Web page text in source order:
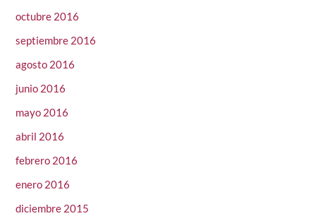
octubre 2016
septiembre 2016
agosto 2016
junio 2016
mayo 2016
abril 2016
febrero 2016
enero 2016
diciembre 2015